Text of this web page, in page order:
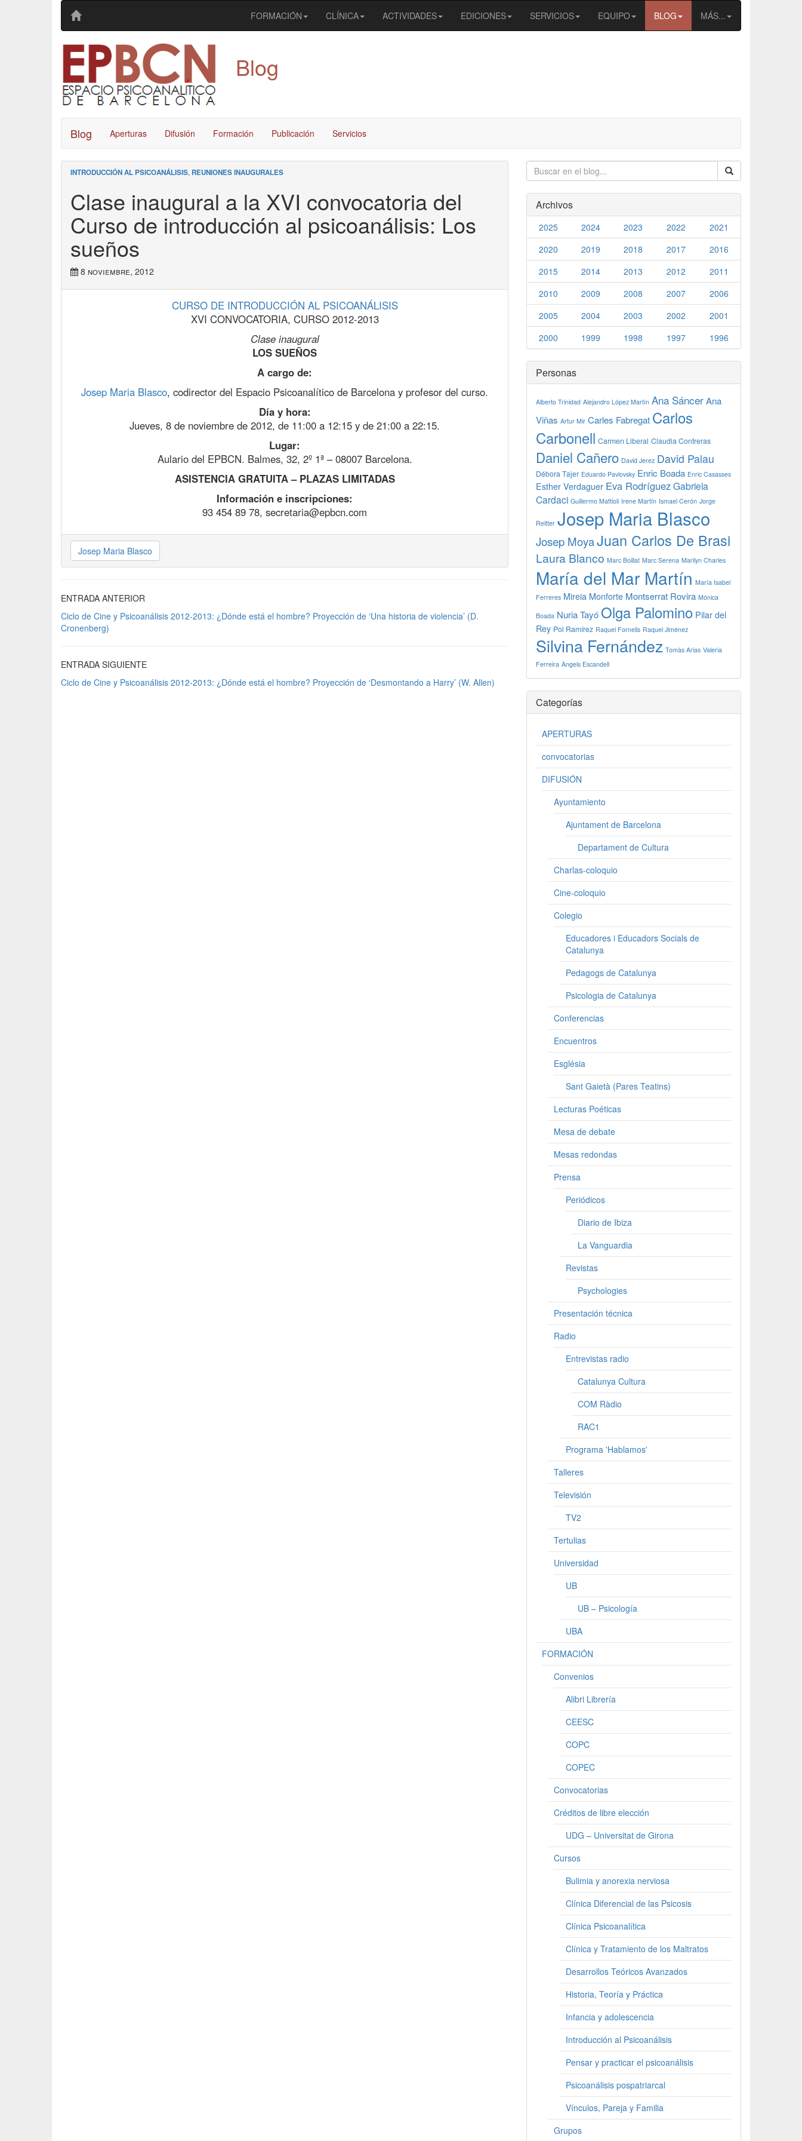
FORMACIÓN CLÍNICA ACTIVIDADES EDICIONES SERVICIOS EQUIPO BLOG MÁS...
Blog
Blog Aperturas Difusión Formación Publicación Servicios
INTRODUCCIÓN AL PSICOANÁLISIS, REUNIONES INAUGURALES
Clase inaugural a la XVI convocatoria del
Curso de introducción al psicoanálisis: Los
sueños
8 noviembre, 2012
CURSO DE INTRODUCCIÓN AL PSICOANÁLISIS
XVI CONVOCATORIA, CURSO 2012-2013
Clase inaugural
LOS SUEÑOS
A cargo de:
Josep Maria Blasco, codirector del Espacio Psicoanalítico de Barcelona y profesor del curso.
Día y hora:
Jueves, 8 de noviembre de 2012, de 11:00 a 12:15 y de 21:00 a 22:15.
Lugar:
Aulario del EPBCN. Balmes, 32, 2º 1ª – 08007 Barcelona.
ASISTENCIA GRATUITA – PLAZAS LIMITADAS
Información e inscripciones:
93 454 89 78, secretaria@epbcn.com
Josep Maria Blasco
ENTRADA ANTERIOR
Ciclo de Cine y Psicoanálisis 2012-2013: ¿Dónde está el hombre? Proyección de ‘Una historia de violencia’ (D.
Cronenberg)
ENTRADA SIGUIENTE
Ciclo de Cine y Psicoanálisis 2012-2013: ¿Dónde está el hombre? Proyección de ‘Desmontando a Harry’ (W. Allen)
Archivos
2025 2024 2023 2022
2021
2020
2019 2018 2017
2016
2015
2014 2013 2012
2011
2010
2009 2008 2007
2006
2005
2004 2003 2002
2001
2000
1999 1998 1997 1996
Personas
Alberto Trinidad Alejandro López Martín Ana SáncerAna
Viñas Artur Mir Carles Fabregat Carlos
Carbonell Carmen Liberal Claudia Contreras
Daniel Cañero David Jerez David Palau
Débora Tajer Eduardo Pavlovsky Enric Boada Enric Casasses
Esther Verdaguer Eva RodríguezGabriela
Cardaci Guillermo Mattioli Irene Martín Ismael Cerón Jorge
Reitter Josep Maria Blasco
Josep MoyaJuan Carlos De Brasi
Laura Blanco Marc Boillat Marc Serena Marilyn Charles
María del Mar Martín María Isabel
Ferreres Mireia Monforte Montserrat Rovira Mónica
Boada Nuria Tayó Olga Palomino Pilar del
Rey Pol Ramírez Raquel Fornells Raquel Jiménez
Silvina Fernández Tomàs Arias Valeria
Ferreira Àngels Escandell
Categorías
APERTURAS
convocatorias
DIFUSIÓN
Ayuntamiento
Ajuntament de Barcelona
Departament de Cultura
Charlas-coloquio
Cine-coloquio
Colegio
Educadores i Educadors Socials de
Catalunya
Pedagogs de Catalunya
Psicologia de Catalunya
Conferencias
Encuentros
Església
Sant Gaietà (Pares Teatins)
Lecturas Poéticas
Mesa de debate
Mesas redondas
Prensa
Periódicos
Diario de Ibiza
La Vanguardia
Revistas
Psychologies
Presentación técnica
Radio
Entrevistas radio
Catalunya Cultura
COM Ràdio
RAC1
Programa 'Hablamos'
Talleres
Televisión
TV2
Tertulias
Universidad
UB
UB – Psicología
UBA
FORMACIÓN
Convenios
Alibri Librería
CEESC
COPC
COPEC
Convocatorias
Créditos de libre elección
UDG – Universitat de Girona
Cursos
Bulimia y anorexia nerviosa
Clínica Diferencial de las Psicosis
Clínica Psicoanalítica
Clínica y Tratamiento de los Maltratos
Desarrollos Teóricos Avanzados
Historia, Teoría y Práctica
Infancia y adolescencia
Introducción al Psicoanálisis
Pensar y practicar el psicoanálisis
Psicoanálisis pospatriarcal
Vínculos, Pareja y Familia
Grupos